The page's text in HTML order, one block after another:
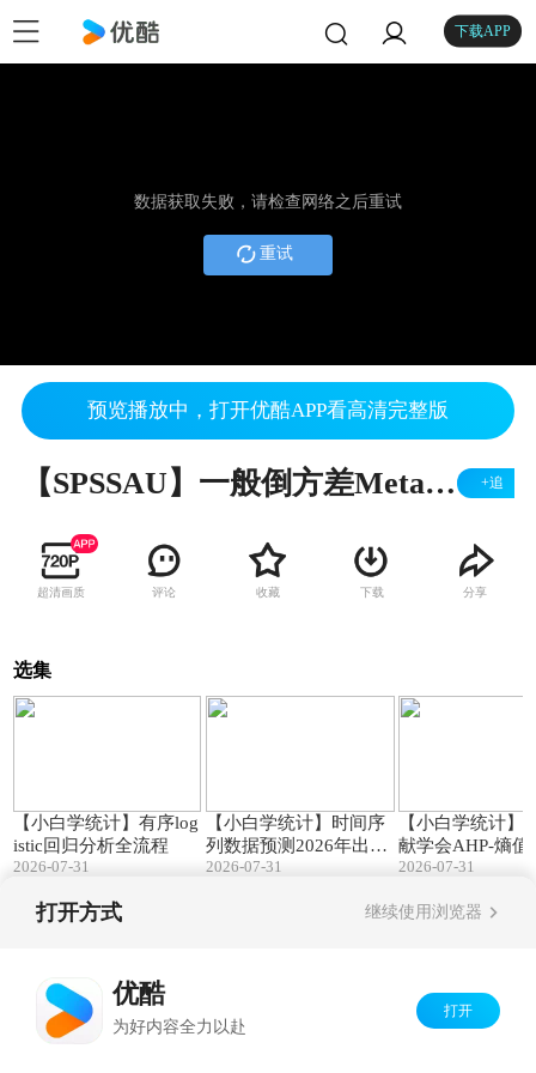
下载APP
数据获取失败，请检查网络之后重试
重试
预览播放中，打开优酷APP看高清完整版
【SPSSAU】一般倒方差Meta荟萃分析原理+案例实战+软件操作分析 +追
超清画质 评论 收藏 下载 分享
选集
【小白学统计】有序log
istic回归分析全流程
2026-07-31
【小白学统计】时间序
列数据预测2026年出生
人口为710万到723万
2026-07-31
【小白学统计】
献学会AHP-熵值
指标体系构建
2026-07-31
打开方式 继续使用浏览器
优酷
为好内容全力以赴
打开